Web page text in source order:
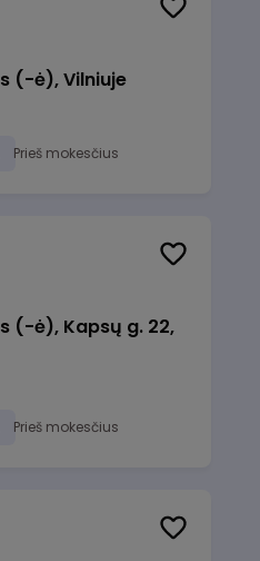
(-ė), Vilniuje
Prieš mokesčius
(-ė), Kapsų g. 22,
Prieš mokesčius